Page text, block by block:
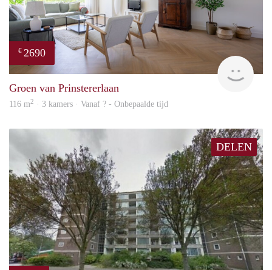
€ 2690
Groen van Prinstererlaan
116 m2 · 3 kamers · Vanaf ? - Onbepaalde tijd
DELEN